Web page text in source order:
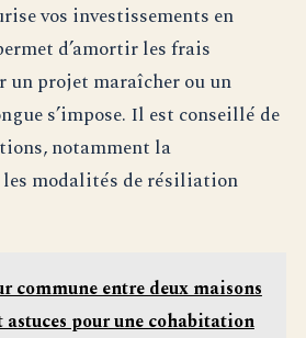
vos investissements en
d’amortir les frais
un projet maraîcher ou un
s’impose. Il est conseillé de
notamment la
modalités de résiliation
commune entre deux maisons
astuces pour une cohabitation